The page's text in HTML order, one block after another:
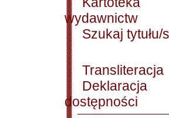
wydawnictw
Szukaj tytułu/
Transliteracja
Deklaracja
dostępności